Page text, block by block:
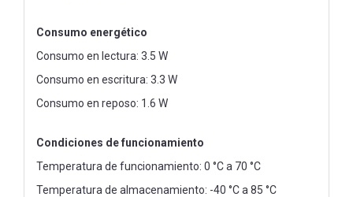
Consumo energético
Consumo en lectura: 3.5 W
Consumo en escritura: 3.3 W
Consumo en reposo: 1.6 W
Condiciones de funcionamiento
Temperatura de funcionamiento: 0 °C a 70 °C
Temperatura de almacenamiento: -40 °C a 85 °C